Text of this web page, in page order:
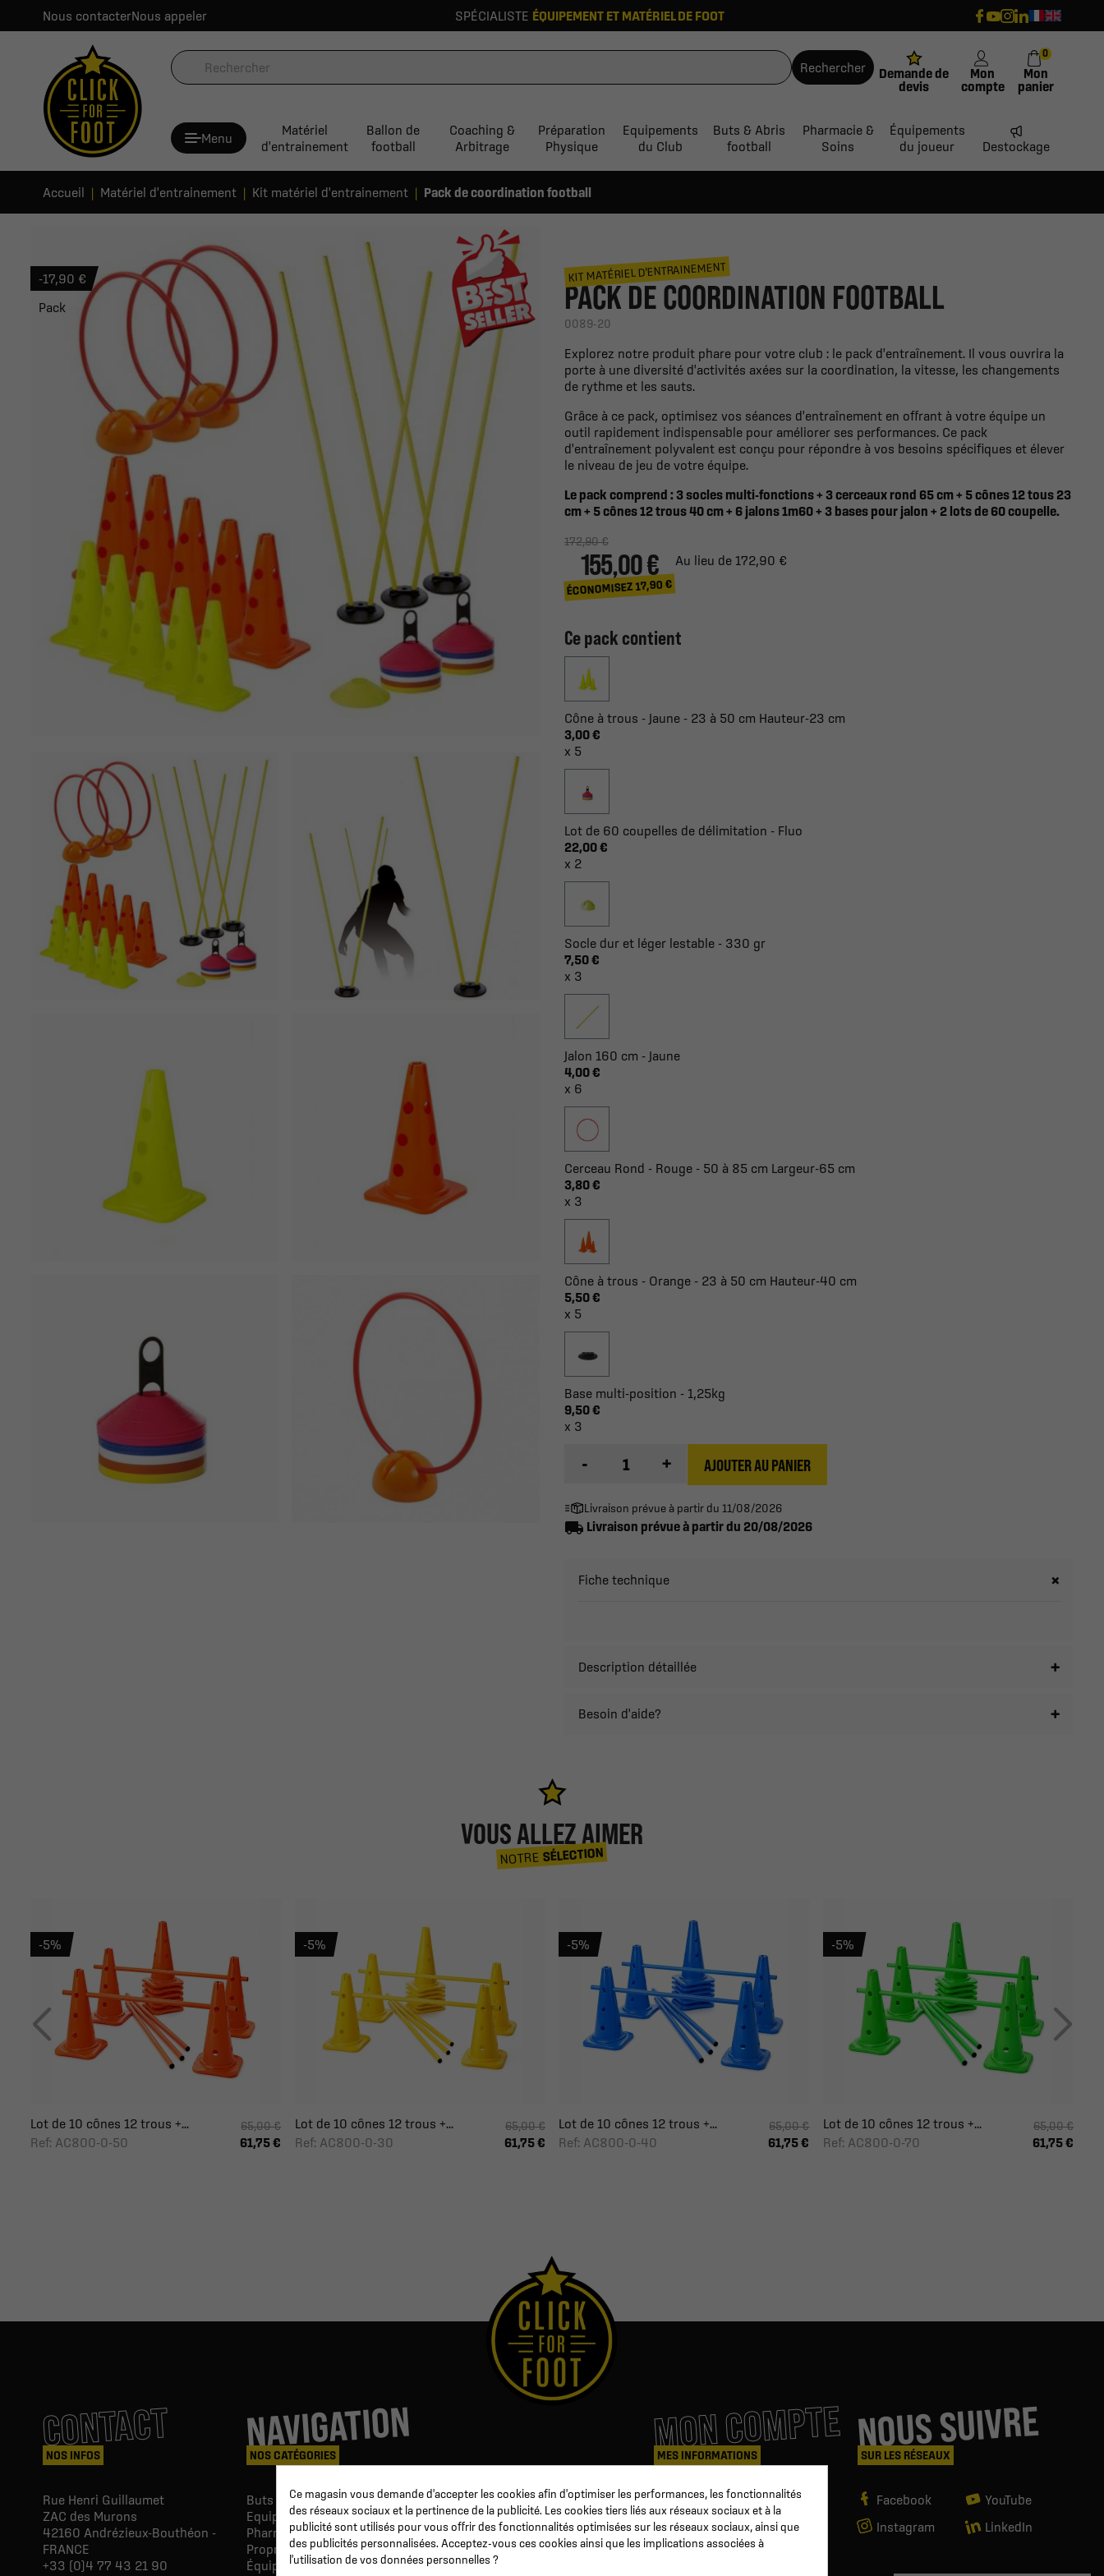
Nous contacterNous appeler SPÉCIALISTE ÉQUIPEMENT ET MATÉRIEL DE FOOT
Rechercher
Demande de
devis
Mon
compte
Mon
panier
0
Menu
Matériel
d'entrainement
Ballon de
football
Coaching &
Arbitrage
Préparation
Physique
Equipements
du Club
Buts & Abris
football
Pharmacie &
Soins
Équipements
du joueur
Destockage
Accueil Matériel d'entrainement Kit matériel d'entrainement Pack de coordination football
-17,90 €
Pack
KIT MATÉRIEL D'ENTRAINEMENT
PACK DE COORDINATION FOOTBALL
0089-20
Explorez notre produit phare pour votre club : le pack d'entraînement. Il vous ouvrira la
porte à une diversité d'activités axées sur la coordination, la vitesse, les changements
de rythme et les sauts.
Grâce à ce pack, optimisez vos séances d'entraînement en offrant à votre équipe un
outil rapidement indispensable pour améliorer ses performances. Ce pack
d'entraînement polyvalent est conçu pour répondre à vos besoins spécifiques et élever
le niveau de jeu de votre équipe.
Le pack comprend : 3 socles multi-fonctions + 3 cerceaux rond 65 cm + 5 cônes 12 tous 23
cm + 5 cônes 12 trous 40 cm + 6 jalons 1m60 + 3 bases pour jalon + 2 lots de 60 coupelle.
172,90 €
155,00 €
ÉCONOMISEZ 17,90 €
Au lieu de 172,90 €
Ce pack contient
Cône à trous - Jaune - 23 à 50 cm Hauteur-23 cm
3,00 €
x 5
Lot de 60 coupelles de délimitation - Fluo
22,00 €
x 2
Socle dur et léger lestable - 330 gr
7,50 €
x 3
Jalon 160 cm - Jaune
4,00 €
x 6
Cerceau Rond - Rouge - 50 à 85 cm Largeur-65 cm
3,80 €
x 3
Cône à trous - Orange - 23 à 50 cm Hauteur-40 cm
5,50 €
x 5
Base multi-position - 1,25kg
9,50 €
x 3
- + AJOUTER AU PANIER
Livraison prévue à partir du 11/08/2026
local_shipping Livraison prévue à partir du 20/08/2026
Fiche technique
Description détaillée
Besoin d'aide?
VOUS ALLEZ AIMER
NOTRESÉLECTION
Lot de 10 cônes 12 trous +...
Ref: AC800-0-50
65,00 €
61,75 €
-5%
Lot de 10 cônes 12 trous +...
Ref: AC800-0-30
65,00 €
61,75 €
-5%
Lot de 10 cônes 12 trous +...
Ref: AC800-0-40
65,00 €
61,75 €
-5%
Lot de 10 cônes 12 trous +...
Ref: AC800-0-70
65,00 €
61,75 €
-5%
CONTACT
NOS INFOS
Rue Henri Guillaumet
ZAC des Murons
42160 Andrézieux-Bouthéon -
FRANCE
+33 (0)4 77 43 21 90
NAVIGATION
NOS CATÉGORIES
Buts & Abris football
Coaching & Arbitrage
Equipements du Club
Matériel d'entrainement
Pharmacie & Soins
Préparation Physique
Proprio & réeducation
Ballon de football
Équipements du joueur
Événementiel
MON COMPTE
MES INFORMATIONS
Mes commandes
Avoirs
Informations
Suivi de commande
NOUS SUIVRE
SUR LES RÉSEAUX
Facebook
YouTube
Instagram
LinkedIn
Ce magasin vous demande d'accepter les cookies afin d'optimiser les performances, les fonctionnalités
des réseaux sociaux et la pertinence de la publicité. Les cookies tiers liés aux réseaux sociaux et à la
publicité sont utilisés pour vous offrir des fonctionnalités optimisées sur les réseaux sociaux, ainsi que
des publicités personnalisées. Acceptez-vous ces cookies ainsi que les implications associées à
l'utilisation de vos données personnelles ?